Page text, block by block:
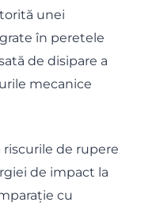
unei
în peretele
de disipare a
mecanice
de rupere
de impact la
cu